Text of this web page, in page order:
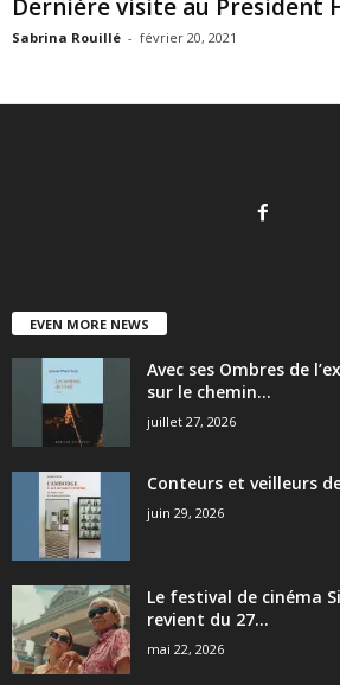
Dernière visite au President
Sabrina Rouillé - février 20, 2021
EVEN MORE NEWS
Avec ses Ombres de
sur le chemin...
juillet 27, 2026
Conteurs et veilleurs
juin 29, 2026
Le festival de cinéma
revient du 27...
mai 22, 2026